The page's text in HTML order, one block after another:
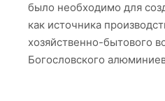
разворот
1
было необходимо для
как источника
хозяйственно-бытового
Богословского